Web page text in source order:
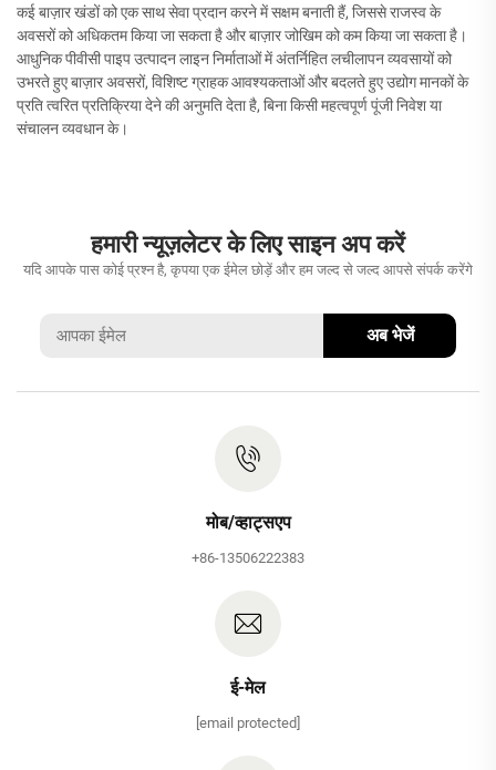
कई बाज़ार खंडों को एक साथ सेवा प्रदान करने में सक्षम बनाती हैं, जिससे राजस्व के
अवसरों को अधिकतम किया जा सकता है और बाज़ार जोखिम को कम किया जा सकता है।
आधुनिक पीवीसी पाइप उत्पादन लाइन निर्माताओं में अंतर्निहित लचीलापन व्यवसायों को
उभरते हुए बाज़ार अवसरों, विशिष्ट ग्राहक आवश्यकताओं और बदलते हुए उद्योग मानकों के
प्रति त्वरित प्रतिक्रिया देने की अनुमति देता है, बिना किसी महत्वपूर्ण पूंजी निवेश या
संचालन व्यवधान के।
हमारी न्यूज़लेटर के लिए साइन अप करें
यदि आपके पास कोई प्रश्न है, कृपया एक ईमेल छोड़ें और हम जल्द से जल्द आपसे संपर्क करेंगे
अब भेजें
मोब/व्हाट्सएप
+86-13506222383
ई-मेल
[email protected]